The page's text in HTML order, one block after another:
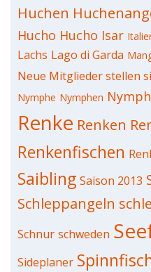
Huchen
Hucho Hucho Isar
Lachs Lago di Garda
Neue Mitglieder stellen
Nymphe Nymphen
Renke Renken
Renkenfischen
Saibling Saison 2013
Schleppangeln
Schnur schweden
Sideplaner